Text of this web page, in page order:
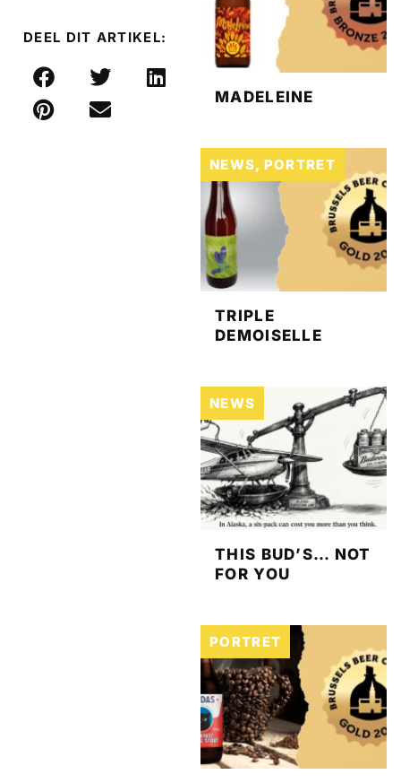
DEEL DIT ARTIKEL:
MADELEINE
NEWS, PORTRET
TRIPLE
DEMOISELLE
NEWS
THIS BUD’S… NOT
FOR YOU
PORTRET